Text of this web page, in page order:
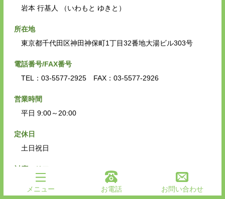
岩本 行基人 （いわもと ゆきと）
所在地
東京都千代田区神田神保町1丁目32番地大湯ビル303号
電話番号/FAX番号
TEL：03-5577-2925 FAX：03-5577-2926
営業時間
平日 9:00～20:00
定休日
土日祝日
対応エリア
神保町、小川町、水道橋、お茶ノ水、神田、秋葉原
※一都三県対応可能
メニュー お電話 お問い合わせ